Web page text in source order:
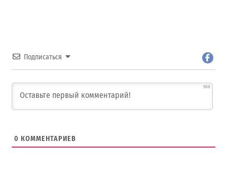
Подписаться
500
0 КОММЕНТАРИЕВ